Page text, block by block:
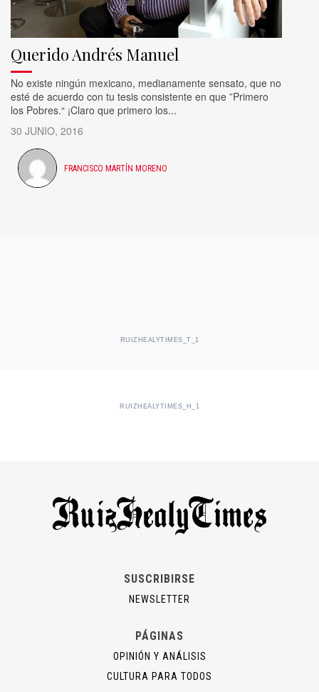
Querido Andrés Manuel
No existe ningún mexicano, medianamente sensato, que no
esté de acuerdo con tu tesis consistente en que ”Primero
los Pobres.“ ¡Claro que primero los...
30 JUNIO, 2016
FRANCISCO MARTÍN MORENO
RUIZHEALYTIMES_T_1
RUIZHEALYTIMES_H_1
SUSCRIBIRSE
NEWSLETTER
PÁGINAS
OPINIÓN Y ANÁLISIS
CULTURA PARA TODOS